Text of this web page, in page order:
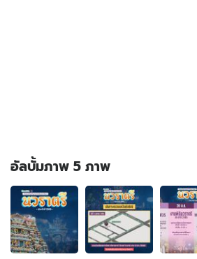
อัลบั้มภาพ 5 ภาพ
อัลบั้ม
ภาพ
5
ภาพ
ของ